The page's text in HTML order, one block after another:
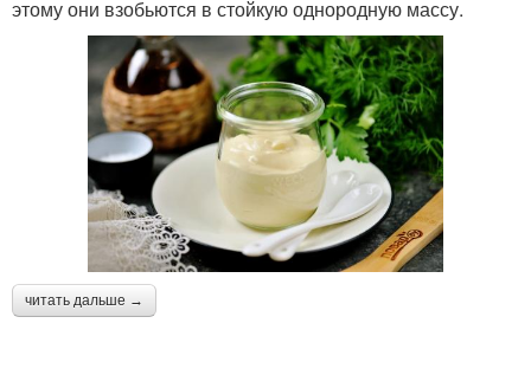
этому они взобьются в стойкую однородную массу.
читать дальше →